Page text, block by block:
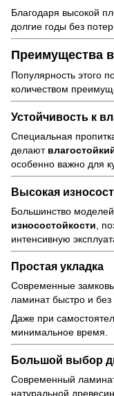
Благодаря высокой
долгие годы без
Преимущества
Популярность этого
количеством
Устойчивость к
Специальная
делают
особенно важно для
Высокая
Большинство моделей
износостойкости ,
интенсивную
Простая укладка
Современные
ламинат быстро и без
Даже при
минимальное время.
Большой выбор
Современный
натуральной